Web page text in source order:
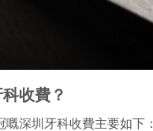
收費？
嘅深圳牙科收費主要如下：